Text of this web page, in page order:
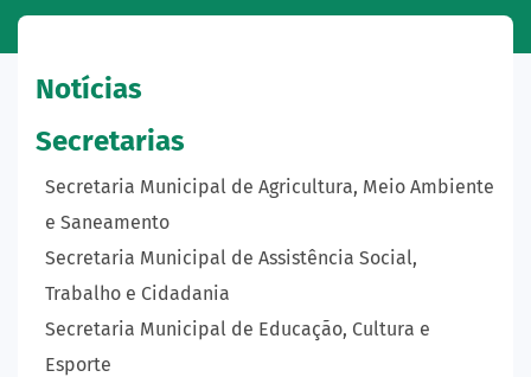
Notícias
Secretarias
Secretaria Municipal de Agricultura, Meio Ambiente
e Saneamento
Secretaria Municipal de Assistência Social,
Trabalho e Cidadania
Secretaria Municipal de Educação, Cultura e
Esporte